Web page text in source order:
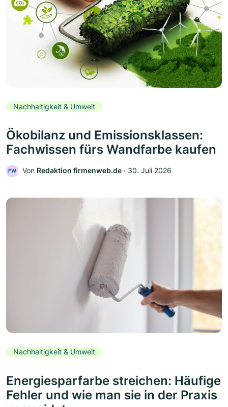
Nachhaltigkeit & Umwelt
Ökobilanz und Emissionsklassen:
Fachwissen fürs Wandfarbe kaufen
FW Von Redaktion firmenweb.de ‧ 30. Juli 2026
Nachhaltigkeit & Umwelt
Energiesparfarbe streichen: Häufige
Fehler und wie man sie in der Praxis